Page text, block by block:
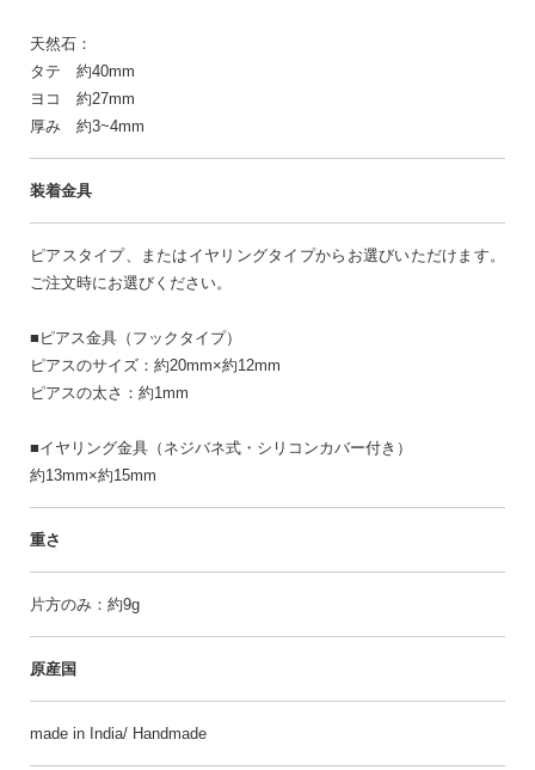
天然石：
タテ 約40mm
ヨコ 約27mm
厚み 約3~4mm
装着金具
ピアスタイプ、またはイヤリングタイプからお選びいただけます。
ご注文時にお選びください。
■ピアス金具（フックタイプ）
ピアスのサイズ：約20mm×約12mm
ピアスの太さ：約1mm
■イヤリング金具（ネジバネ式・シリコンカバー付き）
約13mm×約15mm
重さ
片方のみ：約9g
原産国
made in India/ Handmade